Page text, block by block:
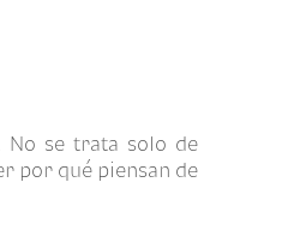
No se trata solo de
por qué piensan de